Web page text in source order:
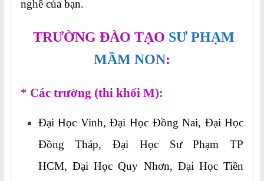
nghề của bạn.
TRƯỜNG ĐÀO TẠO SƯ PHẠM
MẦM NON:
* Các trường (thi khối M):
Đại Học Vinh, Đại Học Đồng Nai, Đại Học
Đồng Tháp, Đại Học Sư Phạm TP
HCM, Đại Học Quy Nhơn, Đại Học Tiền